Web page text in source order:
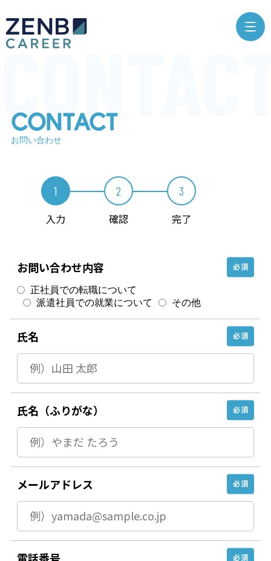
CONTACT
お問い合わせ
1
入力
2
確認
3
完了
必須
お問い合わせ内容
正社員での転職について
派遣社員での就業について
その他
必須
氏名
必須
氏名（ふりがな）
必須
メールアドレス
必須